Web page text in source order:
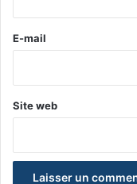
e
E-mail
Site web